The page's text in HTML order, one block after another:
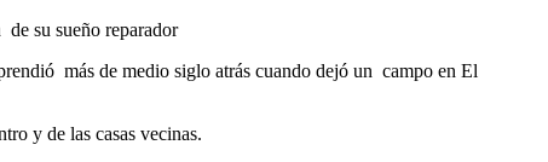
su sueño reparador
más de medio siglo atrás cuando dejó un campo en El
y de las casas vecinas.